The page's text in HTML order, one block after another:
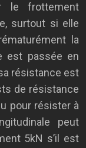
le frottement
surtout si elle
la
est passée en
résistance est
de résistance
pour résister à
peut
5kN s’il est